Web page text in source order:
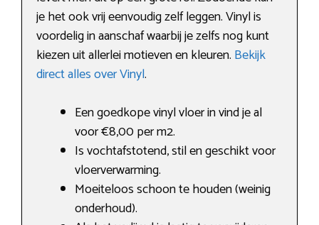
je het ook vrij eenvoudig zelf leggen. Vinyl is
voordelig in aanschaf waarbij je zelfs nog kunt
kiezen uit allerlei motieven en kleuren. Bekijk
direct alles over Vinyl.
Een goedkope vinyl vloer in vind je al
voor €8,00 per m2.
Is vochtafstotend, stil en geschikt voor
vloerverwarming.
Moeiteloos schoon te houden (weinig
onderhoud).